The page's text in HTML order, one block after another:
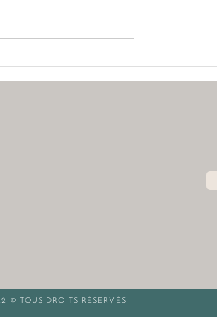
de bonne humeur?
© TOUS DROITS RÉSERVÉS